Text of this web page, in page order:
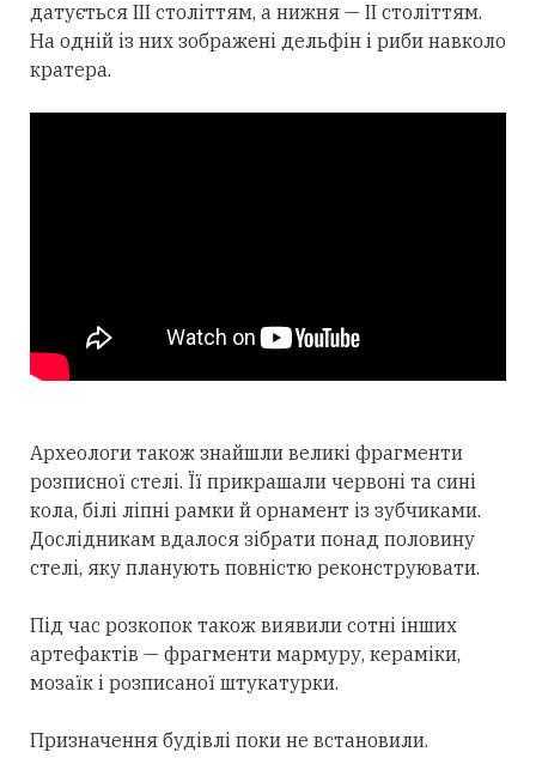
датується III століттям, а нижня — II століттям.
На одній із них зображені дельфін і риби навколо
кратера.
Археологи також знайшли великі фрагменти
розписної стелі. Її прикрашали червоні та сині
кола, білі ліпні рамки й орнамент із зубчиками.
Дослідникам вдалося зібрати понад половину
стелі, яку планують повністю реконструювати.
Під час розкопок також виявили сотні інших
артефактів — фрагменти мармуру, кераміки,
мозаїк і розписаної штукатурки.
Призначення будівлі поки не встановили.